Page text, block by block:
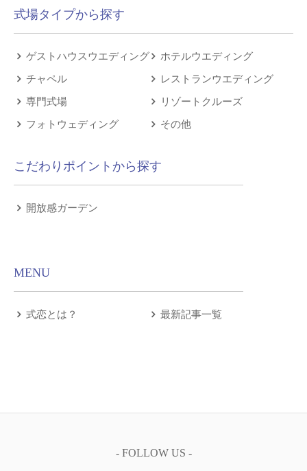
式場タイプから探す
ゲストハウスウエディング
ホテルウエディング
チャペル
レストランウエディング
専門式場
リゾートクルーズ
フォトウェディング
その他
こだわりポイントから探す
開放感ガーデン
MENU
式恋とは？ 最新記事一覧
- FOLLOW US -